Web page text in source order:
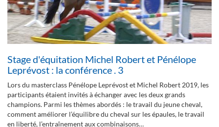
Stage d'équitation Michel Robert et Pénélope
Leprévost : la conférence . 3
Lors du masterclass Pénélope Leprévost et Michel Robert 2019, les
participants étaient invités à échanger avec les deux grands
champions. Parmi les thèmes abordés : le travail du jeune cheval,
comment améliorer l’équilibre du cheval sur les épaules, le travail
en liberté, l’entraînement aux combinaisons…